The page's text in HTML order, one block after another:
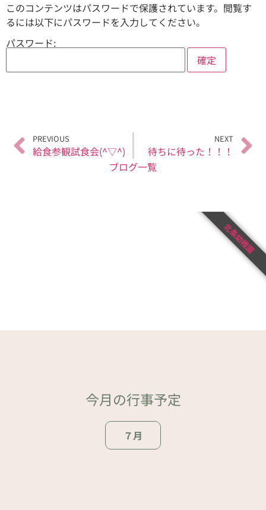
このコンテンツはパスワードで保護されています。閲覧す
るには以下にパスワードを入力してください。
パスワード:
PREVIOUS
給食参観試食会(^▽^)
NEXT
待ちに待った！！！
ブログ一覧
今月の行事予定
７月
北条幼稚園